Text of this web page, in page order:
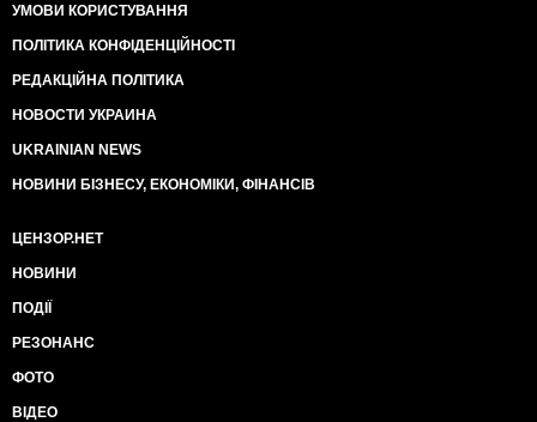
УМОВИ КОРИСТУВАННЯ
ПОЛІТИКА КОНФІДЕНЦІЙНОСТІ
РЕДАКЦІЙНА ПОЛІТИКА
НОВОСТИ УКРАИНА
UKRAINIAN NEWS
НОВИНИ БІЗНЕСУ, ЕКОНОМІКИ, ФІНАНСІВ
ЦЕНЗОР.НЕТ
НОВИНИ
ПОДІЇ
РЕЗОНАНС
ФОТО
ВІДЕО